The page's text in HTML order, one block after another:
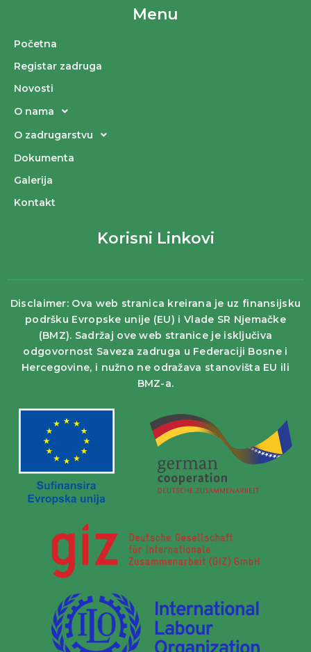
Menu
Početna
Registar zadruga
Novosti
O nama
O zadrugarstvu
Dokumenta
Galerija
Kontakt
Korisni Linkovi
Disclaimer: Ova web stranica kreirana je uz finansijsku
podršku Evropske unije (EU) i Vlade SR Njemačke
(BMZ). Sadržaj ove web stranice je isključiva
odgovornost Saveza zadruga u Federaciji Bosne i
Hercegovine, i nužno ne odražava stanovišta EU ili
BMZ-a.